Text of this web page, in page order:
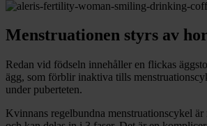
Menstruationen styrs av
Redan vid födseln innehåller en flickas
ägg, som förblir inaktiva tills
under puberteten.
Kvinnans regelbundna menstruationscykel